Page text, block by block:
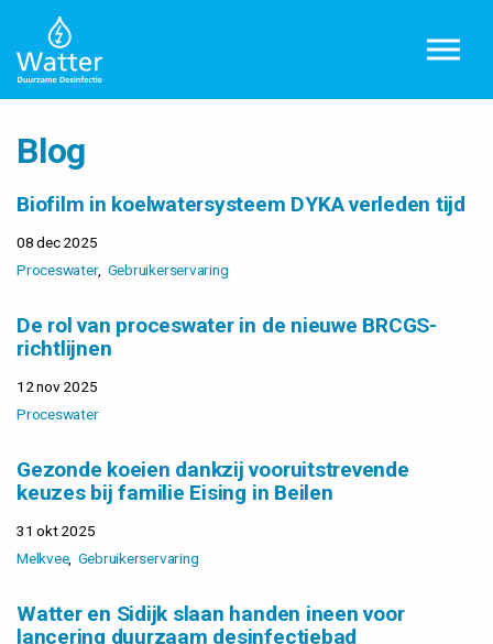
Blog
Biofilm in koelwatersysteem DYKA verleden tijd
08 dec 2025
Proceswater Gebruikerservaring
De rol van proceswater in de nieuwe BRCGS-
richtlijnen
12 nov 2025
Proceswater
Gezonde koeien dankzij vooruitstrevende
keuzes bij familie Eising in Beilen
31 okt 2025
Melkvee Gebruikerservaring
Watter en Sidijk slaan handen ineen voor
lancering duurzaam desinfectiebad